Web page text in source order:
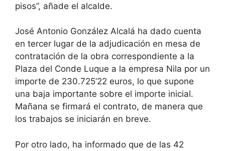
pisos”, añade el alcalde.
José Antonio González Alcalá ha dado cuenta
en tercer lugar de la adjudicación en mesa de
contratación de la obra correspondiente a la
Plaza del Conde Luque a la empresa Nila por un
importe de 230.725’22 euros, lo que supone
una baja importante sobre el importe inicial.
Mañana se firmará el contrato, de manera que
los trabajos se iniciarán en breve.
Por otro lado, ha informado que de las 42